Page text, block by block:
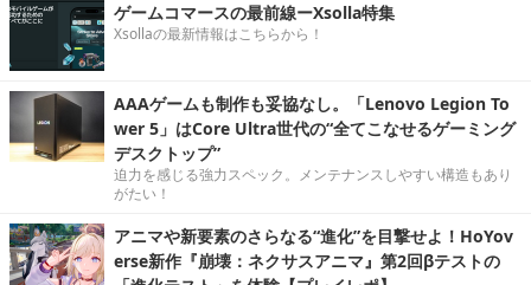
ゲームコマースの最前線ーXsolla特集
Xsollaの最新情報はこちらから！
AAAゲームも制作も妥協なし。「Lenovo Legion To
wer 5」はCore Ultra世代の“全てこなせるゲーミング
デスクトップ”
迫力を感じる強力スペック。メンテナンスしやすい構造もあり
がたい！
アニマや新要素のさらなる“進化”を目撃せよ！HoYov
erse新作『崩壊：ネクサスアニマ』第2回βテストの